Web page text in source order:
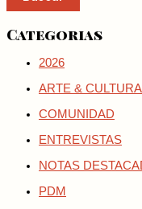
Categorias
2026
ARTE & CULTURA
COMUNIDAD
ENTREVISTAS
NOTAS
PDM